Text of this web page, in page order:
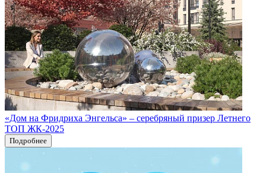
«Дом на Фридриха Энгельса» – серебряный призер Летнего
ТОП ЖК-2025
Подробнее